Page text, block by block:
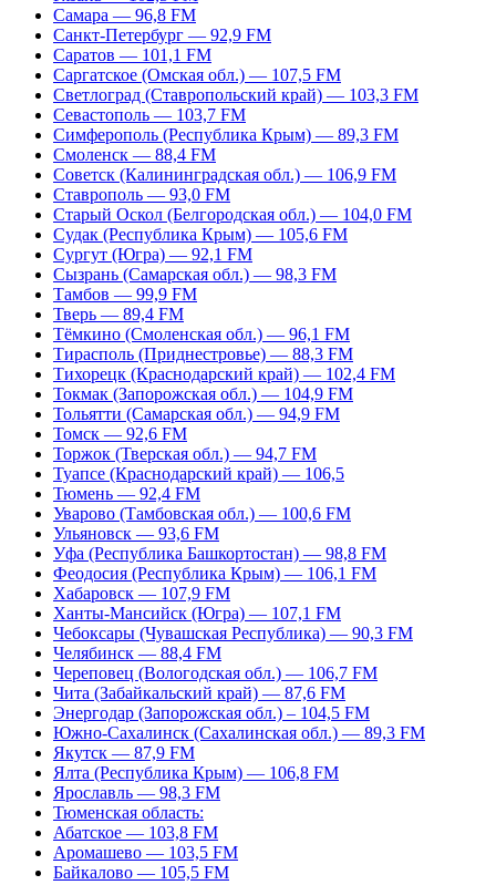
Самара — 96,8 FM
Санкт-Петербург — 92,9 FM
Саратов — 101,1 FM
Саргатское (Омская обл.) — 107,5 FM
Светлоград (Ставропольский край) — 103,3 FM
Севастополь — 103,7 FM
Симферополь (Республика Крым) — 89,3 FM
Смоленск — 88,4 FM
Советск (Калининградская обл.) — 106,9 FM
Ставрополь — 93,0 FM
Старый Оскол (Белгородская обл.) — 104,0 FM
Судак (Республика Крым) — 105,6 FM
Сургут (Югра) — 92,1 FM
Сызрань (Самарская обл.) — 98,3 FM
Тамбов — 99,9 FM
Тверь — 89,4 FM
Тёмкино (Смоленская обл.) — 96,1 FM
Тирасполь (Приднестровье) — 88,3 FM
Тихорецк (Краснодарский край) — 102,4 FM
Токмак (Запорожская обл.) — 104,9 FM
Тольятти (Самарская обл.) — 94,9 FM
Томск — 92,6 FM
Торжок (Тверская обл.) — 94,7 FM
Туапсе (Краснодарский край) — 106,5
Тюмень — 92,4 FM
Уварово (Тамбовская обл.) — 100,6 FM
Ульяновск — 93,6 FM
Уфа (Республика Башкортостан) — 98,8 FM
Феодосия (Республика Крым) — 106,1 FM
Хабаровск — 107,9 FM
Ханты-Мансийск (Югра) — 107,1 FM
Чебоксары (Чувашская Республика) — 90,3 FM
Челябинск — 88,4 FM
Череповец (Вологодская обл.) — 106,7 FM
Чита (Забайкальский край) — 87,6 FM
Энергодар (Запорожская обл.) – 104,5 FM
Южно-Сахалинск (Сахалинская обл.) — 89,3 FM
Якутск — 87,9 FM
Ялта (Республика Крым) — 106,8 FM
Ярославль — 98,3 FM
Тюменская область:
Абатское — 103,8 FM
Аромашево — 103,5 FM
Байкалово — 105,5 FM